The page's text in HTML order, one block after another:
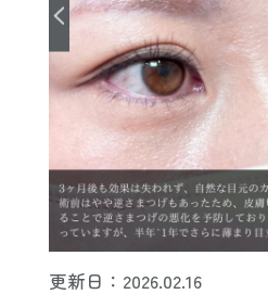
更新日：2026.02.16